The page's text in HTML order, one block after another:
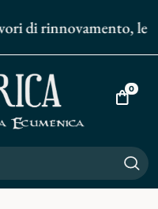
di rinnovamento,
Vai
0